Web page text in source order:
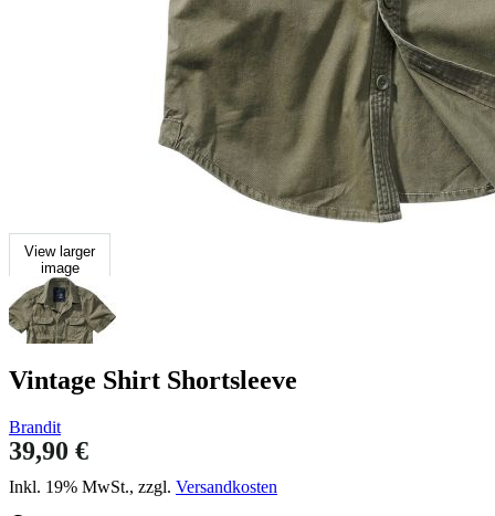
View larger
image
Vintage Shirt Shortsleeve
Brandit
39,90 €
Inkl. 19% MwSt., zzgl. Versandkosten